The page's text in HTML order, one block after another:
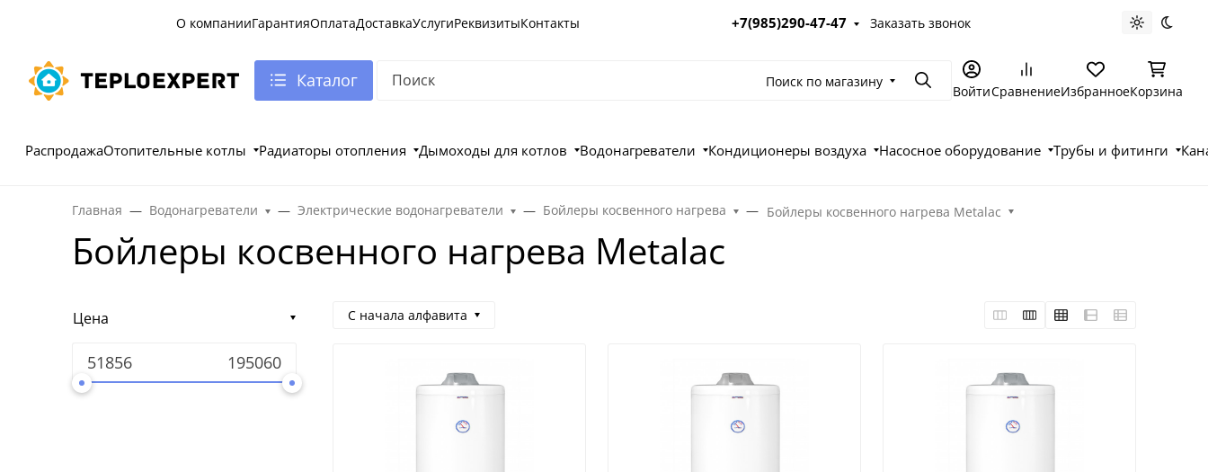
О компанииГарантияОплатаДоставкаУслугиРеквизитыКонтакты +7(985)290-47-47 Заказать звонок Светлая
Каталог Поиск по магазину ПоискВойтиСравнениеИзбранноеКорзина
РаспродажаОтопительные котлы Радиаторы отопления Дымоходы для котлов Водонагреватели Кондиционеры воздуха Насосное оборудование Трубы и фитинги
Главная Водонагреватели Электрические водонагреватели Бойлеры косвенного нагрева Бойлеры косвенного нагрева Metalac
Бойлеры косвенного нагрева Metalac
Цена С начала алфавита